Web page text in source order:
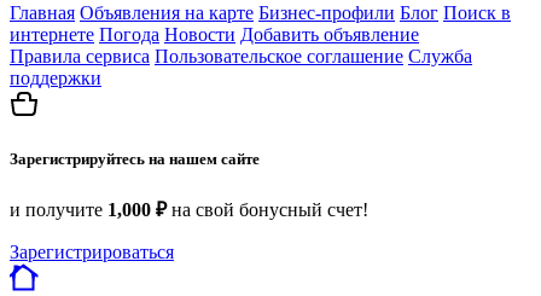
Главная Объявления на карте Бизнес-профили Блог Поиск в
интернете Погода Новости Добавить объявление
Правила сервиса Пользовательское соглашение Служба
поддержки
Зарегистрируйтесь на нашем сайте
и получите 1,000 ₽на свой бонусный счет!
Зарегистрироваться